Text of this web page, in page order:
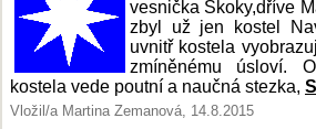
vesnička Skoky,dříve
zbyl už jen kostel
uvnitř kostela
zmíněnému úsloví.
kostela vede poutní a naučná stezka,
Vložil/a Martina Zemanová, 14.8.2015